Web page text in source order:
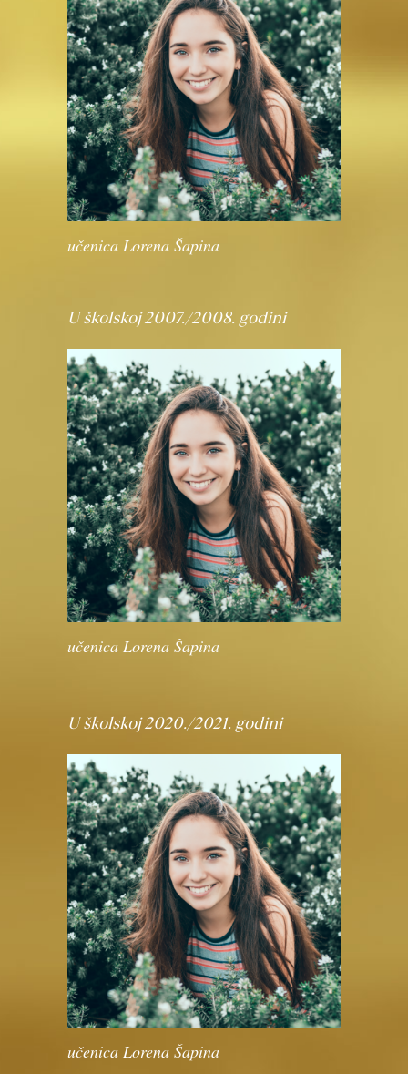
učenica Lorena Šapina
U školskoj 2007./2008. godini
učenica Lorena Šapina
U školskoj 2020./2021. godini
učenica Lorena Šapina